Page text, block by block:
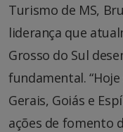
Turismo de MS,
liderança que
Grosso do Sul
fundamental.
Gerais, Goiás e
ações de fomento